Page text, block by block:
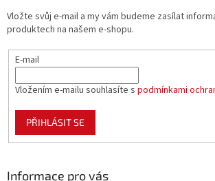
Vložte svůj e-mail a my vám budeme zasílat
produktech na našem e-shopu.
E-mail
Vložením e-mailu souhlasíte s podmínkami
PŘIHLÁSIT SE
Informace pro vás